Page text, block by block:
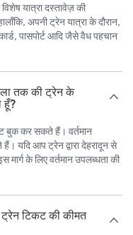
यात्रा दस्तावेज़ की
अपनी ट्रेन यात्रा के दौरान,
पासपोर्ट आदि जैसे वैध पहचान
तक की ट्रेन के
हूँ?
बुक कर सकते हैं। वर्तमान
यदि आप ट्रेन द्वारा देहरादून से
मार्ग के लिए वर्तमान उपलब्धता की
टिकट की कीमत